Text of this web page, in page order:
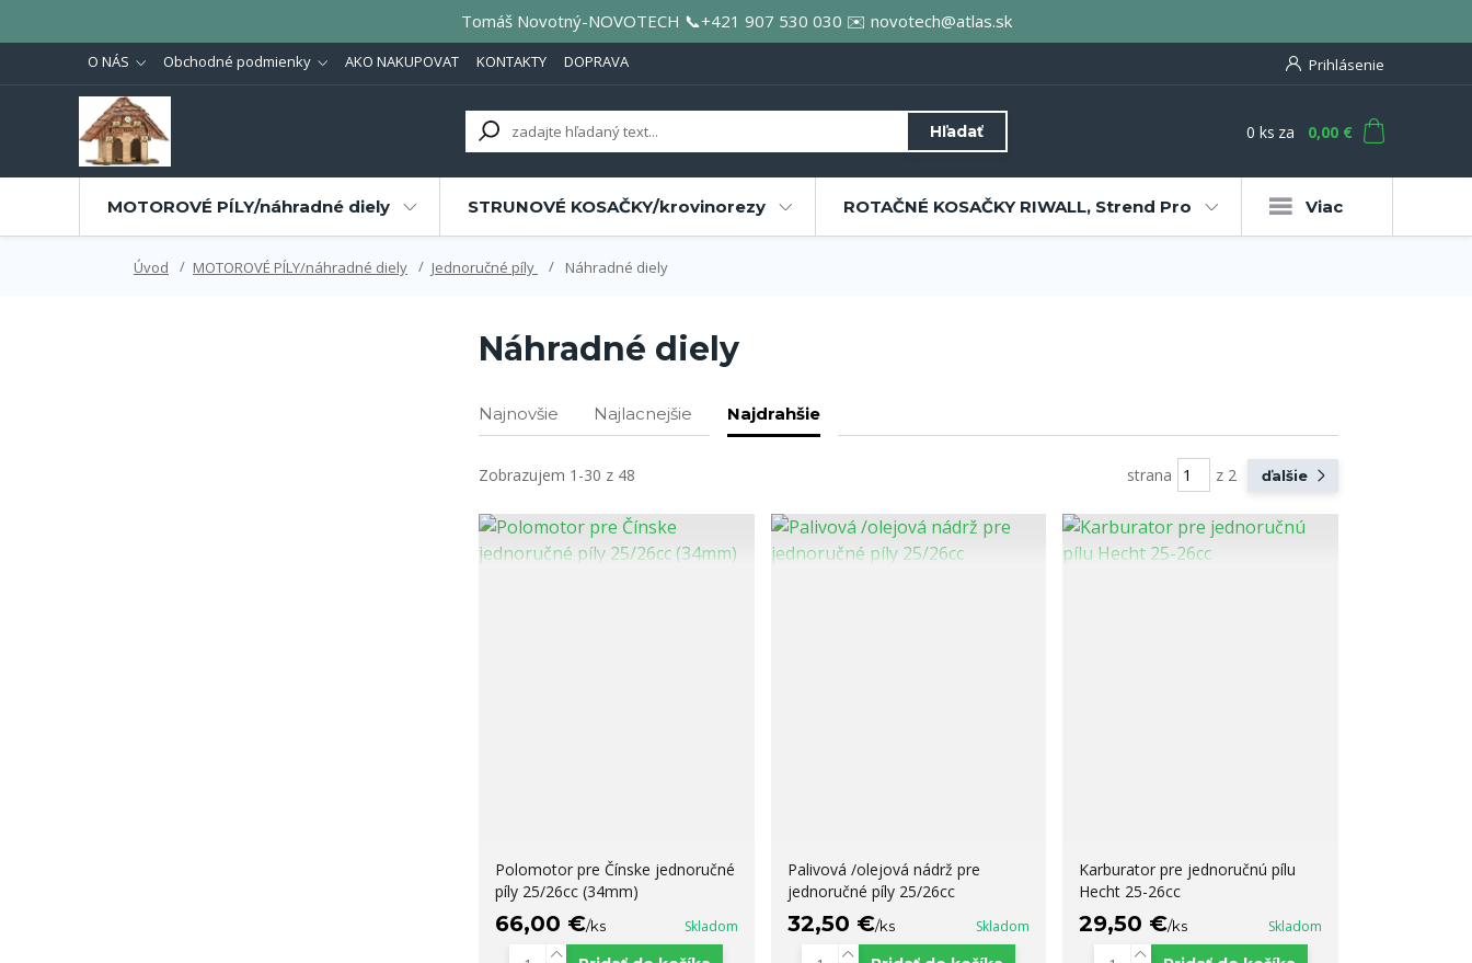
Tomáš Novotný-NOVOTECH 📞+421 907 530 030 ✉️ novotech@atlas.sk
O NÁS Obchodné podmienky AKO NAKUPOVAT KONTAKTY DOPRAVA Prihlásenie
Hľadať 0 ks za 0,00 €
MOTOROVÉ PÍLY/náhradné diely STRUNOVÉ KOSAČKY/krovinorezy ROTAČNÉ KOSAČKY RIWALL, Strend Pro Viac
Úvod MOTOROVÉ PÍLY/náhradné diely Jednoručné píly Náhradné diely
Náhradné diely
Najnovšie Najlacnejšie Najdrahšie
Zobrazujem 1-30 z 48 strana z 2 ďalšie
Polomotor pre Čínske jednoručné
píly 25/26cc (34mm)
66,00 €/ks Skladom
Palivová /olejová nádrž pre
jednoručné píly 25/26cc
32,50 €/ks Skladom
Karburator pre jednoručnú pílu
Hecht 25-26cc
29,50 €/ks Skladom